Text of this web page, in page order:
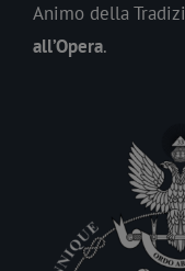
Animo della
all’Opera.